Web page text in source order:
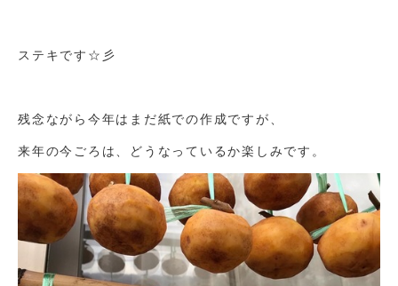
ステキです☆彡
残念ながら今年はまだ紙での作成ですが、
来年の今ごろは、どうなっているか楽しみです。